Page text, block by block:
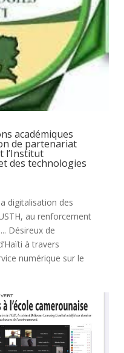
académiques
de partenariat
l’Institut
des technologies
digitalisation des
au renforcement
Désireux de
à travers
numérique sur le